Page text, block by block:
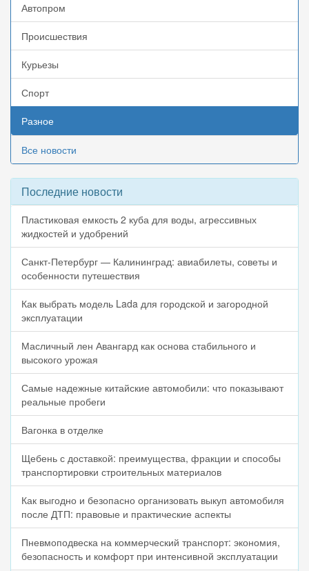
Автопром
Происшествия
Курьезы
Спорт
Разное
Все новости
Последние новости
Пластиковая емкость 2 куба для воды, агрессивных
жидкостей и удобрений
Санкт-Петербург — Калининград: авиабилеты, советы и
особенности путешествия
Как выбрать модель Lada для городской и загородной
эксплуатации
Масличный лен Авангард как основа стабильного и
высокого урожая
Самые надежные китайские автомобили: что показывают
реальные пробеги
Вагонка в отделке
Щебень с доставкой: преимущества, фракции и способы
транспортировки строительных материалов
Как выгодно и безопасно организовать выкуп автомобиля
после ДТП: правовые и практические аспекты
Пневмоподвеска на коммерческий транспорт: экономия,
безопасность и комфорт при интенсивной эксплуатации